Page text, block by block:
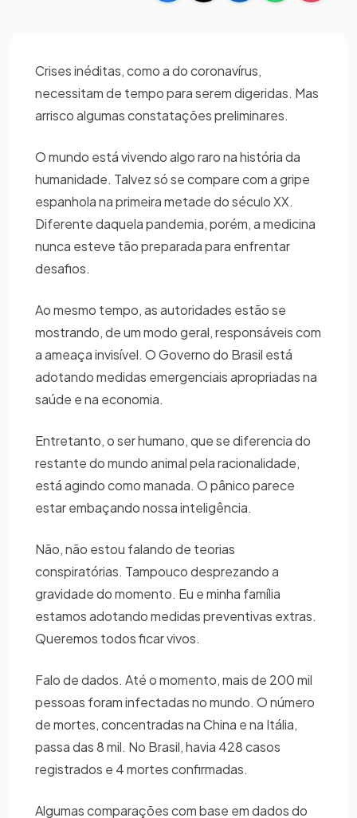
Crises inéditas, como a do coronavírus,
necessitam de tempo para serem digeridas. Mas
arrisco algumas constatações preliminares.
O mundo está vivendo algo raro na história da
humanidade. Talvez só se compare com a gripe
espanhola na primeira metade do século XX.
Diferente daquela pandemia, porém, a medicina
nunca esteve tão preparada para enfrentar
desafios.
Ao mesmo tempo, as autoridades estão se
mostrando, de um modo geral, responsáveis com
a ameaça invisível. O Governo do Brasil está
adotando medidas emergenciais apropriadas na
saúde e na economia.
Entretanto, o ser humano, que se diferencia do
restante do mundo animal pela racionalidade,
está agindo como manada. O pânico parece
estar embaçando nossa inteligência.
Não, não estou falando de teorias
conspiratórias. Tampouco desprezando a
gravidade do momento. Eu e minha família
estamos adotando medidas preventivas extras.
Queremos todos ficar vivos.
Falo de dados. Até o momento, mais de 200 mil
pessoas foram infectadas no mundo. O número
de mortes, concentradas na China e na Itália,
passa das 8 mil. No Brasil, havia 428 casos
registrados e 4 mortes confirmadas.
Algumas comparações com base em dados do